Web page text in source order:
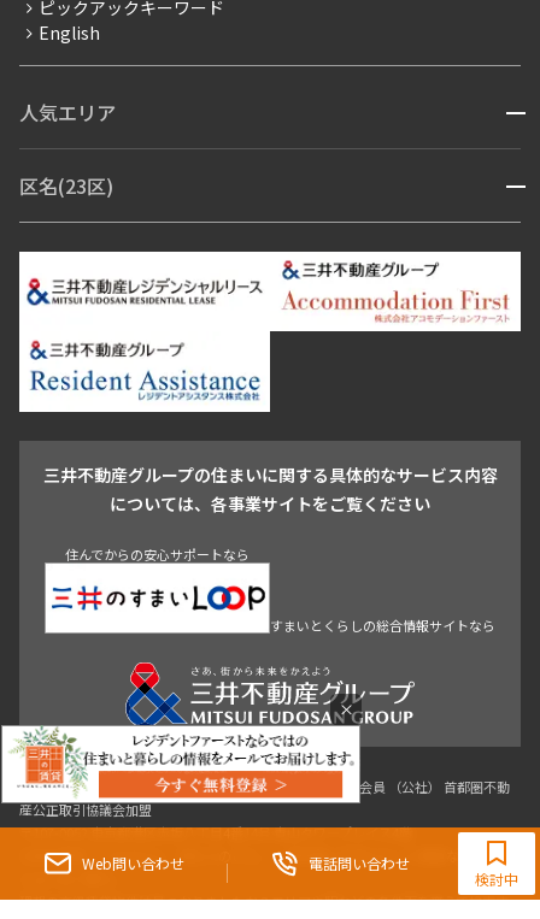
Web問い合わせ 電話問い合わせ
0120-321-865
9:30~18:00（水曜定休）
検討中
フリーレント
ペット可
ブランドマンション
ピックアックキーワード
English
人気エリア 開閉
青山・表参道・原宿
市ヶ谷・神楽坂・飯田橋
三田・芝・浜松町
芝浦・汐留・品川
月島・勝どき・豊洲
本郷・春日・小石川
目白・高田馬場・早稲田
中野・荻窪
池尻大橋・三軒茶屋
祐天寺・学芸大学・自由が丘
駒沢・用賀・二子玉川
成城・砧
青山 渋谷 東京・大手町 新宿 品川
目黒・中目黒
区名(23区) 開閉
江東区 台東区 墨田区
中野区
豊島区
杉並区 板橋区 練馬区 荒川区
足立区
葛飾区
江戸川区
三井不動産グループの住まいに関する具体的なサービス内容
については、各事業サイトをご覧ください
住んでからの安心サポートなら
東京都知事（3）第96482号 （一社） 不動産流通経営協会会員 （公社） 首都圏不動
産公正取引協議会加盟
〒107-0052 東京都港区赤坂八丁目4番14号 青山タワープレイス4階
三井の賃貸「いちばんに、住む人のこと。」 東京都心を中心とした豊富な賃貸マン
ションのご紹介。
理想の高級賃貸物件は見つかりましたか？エリアや駅などの条件面を変えて検索す
×